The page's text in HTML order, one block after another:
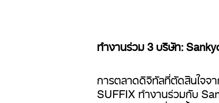
ทำงานร่วม 3 บริษัท:
การตลาดดิจิทัลที่ตัดสินใจจ
SUFFIX ทำงานร่วมกับ